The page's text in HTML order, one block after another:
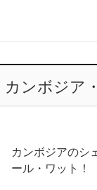
カンボジア
カンボジアのシ
ール・ワット！